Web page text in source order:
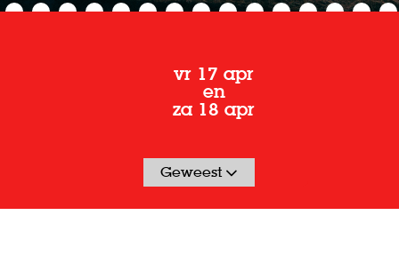
vr 17 apr
en
za 18 apr
Geweest